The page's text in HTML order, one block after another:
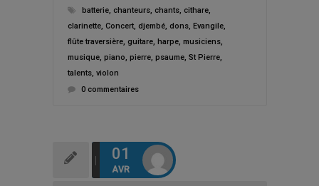
batterie, chanteurs, chants, cithare,
clarinette, Concert, djembé, dons, Evangile,
flûte traversière, guitare, harpe, musiciens,
musique, piano pierre, psaume, St Pierre,
talents, violon
0 commentaires
01
AVR